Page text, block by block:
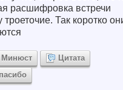
расшифровка встречи
троеточие. Так коротко
Минюст
Цитата